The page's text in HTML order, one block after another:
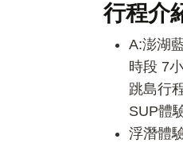
行程介
A:澎湖
時段 7
跳島行
SUP體
浮潛體